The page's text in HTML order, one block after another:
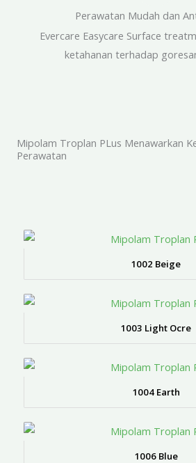
Perawatan Mudah dan
Evercare Easycare Surface
ketahanan terhadap
Mipolam Troplan PLus Menawarkan
Perawatan
1002 Beige
1003 Light Ocre
1004 Earth
1006 Blue